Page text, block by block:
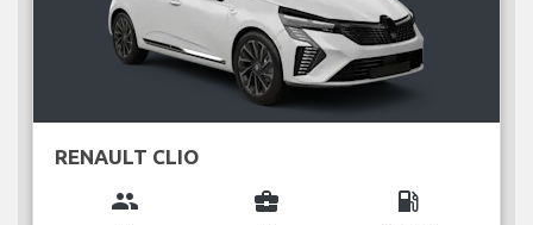
RENAULT CLIO
group business_center local_gas_station